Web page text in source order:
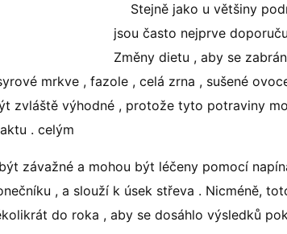
Stejně jako u většiny
jsou často nejprve
Změny dietu , aby se
mrkve , fazole , celá zrna , sušené
zvláště výhodné , protože tyto potraviny
. celým
závažné a mohou být léčeny pomocí
, a slouží k úsek střeva . Nicméně,
do roka , aby se dosáhlo výsledků